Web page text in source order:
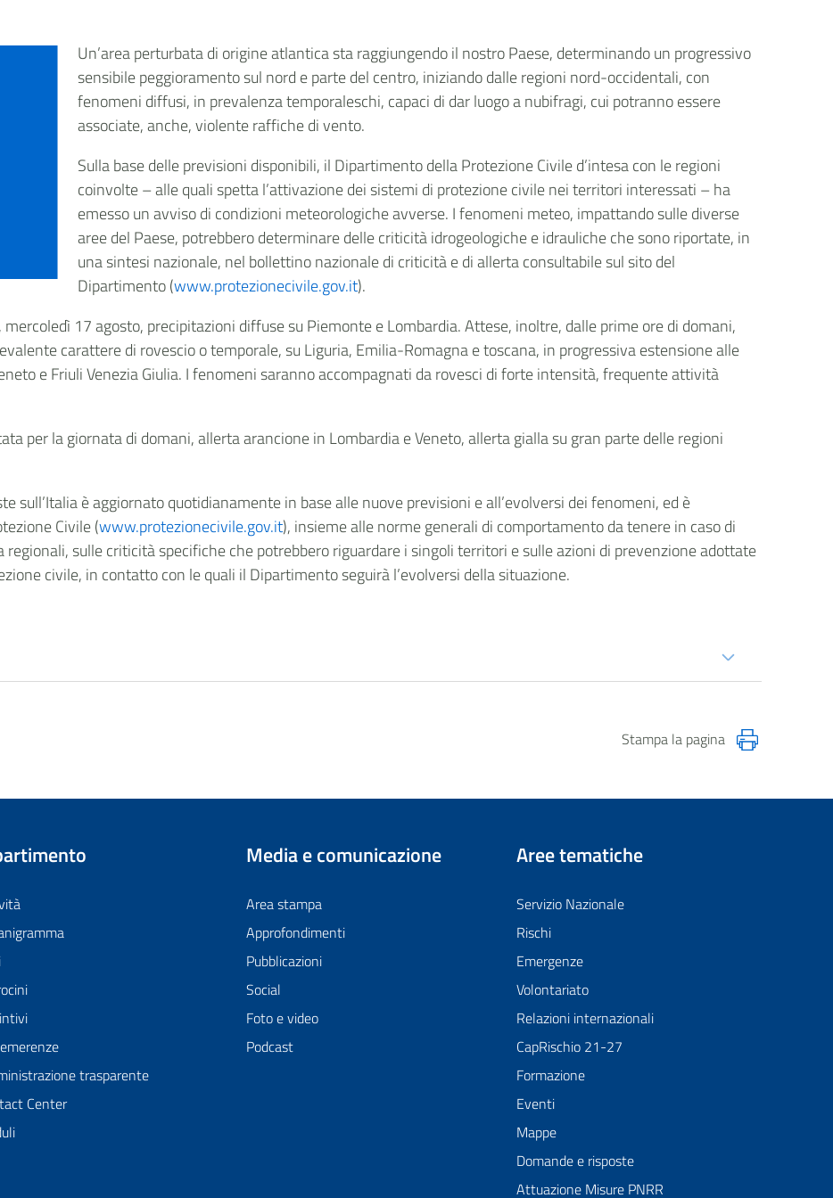
Un’area perturbata di origine atlantica sta raggiungendo il nostro Paese, determinando un progressivo
sensibile peggioramento sul nord e parte del centro, iniziando dalle regioni nord-occidentali, con
fenomeni diffusi, in prevalenza temporaleschi, capaci di dar luogo a nubifragi, cui potranno essere
associate, anche, violente raffiche di vento.
Sulla base delle previsioni disponibili, il Dipartimento della Protezione Civile d’intesa con le regioni
coinvolte – alle quali spetta l’attivazione dei sistemi di protezione civile nei territori interessati – ha
emesso un avviso di condizioni meteorologiche avverse. I fenomeni meteo, impattando sulle diverse
aree del Paese, potrebbero determinare delle criticità idrogeologiche e idrauliche che sono riportate, in
una sintesi nazionale, nel bollettino nazionale di criticità e di allerta consultabile sul sito del
Dipartimento (www.protezionecivile.gov.it).
17 agosto, precipitazioni diffuse su Piemonte e Lombardia. Attese, inoltre, dalle prime ore di domani,
carattere di rovescio o temporale, su Liguria, Emilia-Romagna e toscana, in progressiva estensione alle
e Friuli Venezia Giulia. I fenomeni saranno accompagnati da rovesci di forte intensità, frequente attività
per la giornata di domani, allerta arancione in Lombardia e Veneto, allerta gialla su gran parte delle regioni
sull’Italia è aggiornato quotidianamente in base alle nuove previsioni e all’evolversi dei fenomeni, ed è
Civile (www.protezionecivile.gov.it), insieme alle norme generali di comportamento da tenere in caso di
sulle criticità specifiche che potrebbero riguardare i singoli territori e sulle azioni di prevenzione adottate
civile, in contatto con le quali il Dipartimento seguirà l’evolversi della situazione.
Stampa la pagina
trasparente
Center
Media e comunicazione
Area stampa
Approfondimenti
Pubblicazioni
Social
Foto e video
Podcast
Aree tematiche
Servizio Nazionale
Rischi
Emergenze
Volontariato
Relazioni internazionali
CapRischio 21-27
Formazione
Eventi
Mappe
Domande e risposte
Attuazione Misure PNRR